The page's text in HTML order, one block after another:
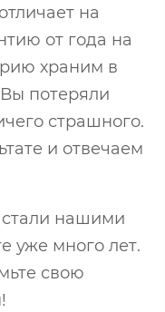
на
от года на
храним в
потеряли
страшного.
и отвечаем
нашими
уже много лет.
свою